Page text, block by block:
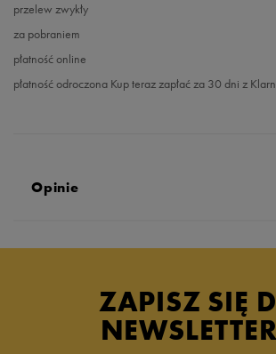
przelew zwykły
za pobraniem
płatność online
płatność odroczona Kup teraz zapłać za 30 dni z
Opinie
ZAPISZ SIĘ